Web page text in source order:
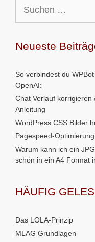
nach:
Neueste
So verbindest du
OpenAI:
Chat Verlauf korrigieren
Anleitung
WordPress CSS Bilder
Pagespeed-
Warum kann ich ein
schön in ein A4 Format
HÄUFIG
Das LOLA-Prinzip
MLAG Grundlagen